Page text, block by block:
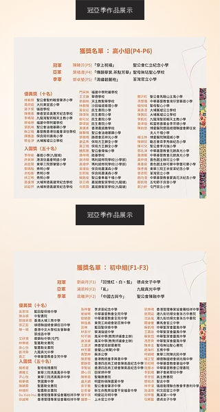
冠亞季作品展示
冠亞季作品展示